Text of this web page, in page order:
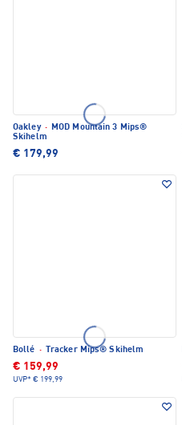
Oakley · MOD Mountain 3 Mips®
Skihelm
€ 179,99
Bollé · Tracker Mips® Skihelm
€ 159,99
UVP* € 199,99